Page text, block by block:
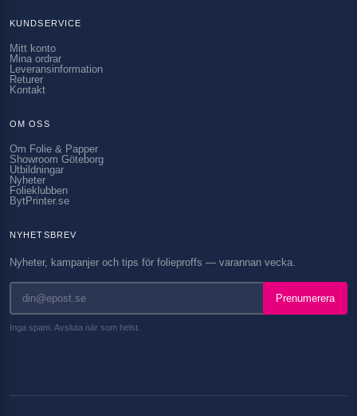
KUNDSERVICE
Mitt konto
Mina ordrar
Leveransinformation
Returer
Kontakt
OM OSS
Om Folie & Papper
Showroom Göteborg
Utbildningar
Nyheter
Folieklubben
BytPrinter.se
NYHETSBREV
Nyheter, kampanjer och tips för folieproffs — varannan vecka.
Prenumerera
Inga spam. Avsluta när som helst.